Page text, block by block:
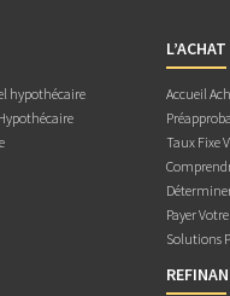
hypothécaire
Accueil
Taux Fixe
Payer
Solutions